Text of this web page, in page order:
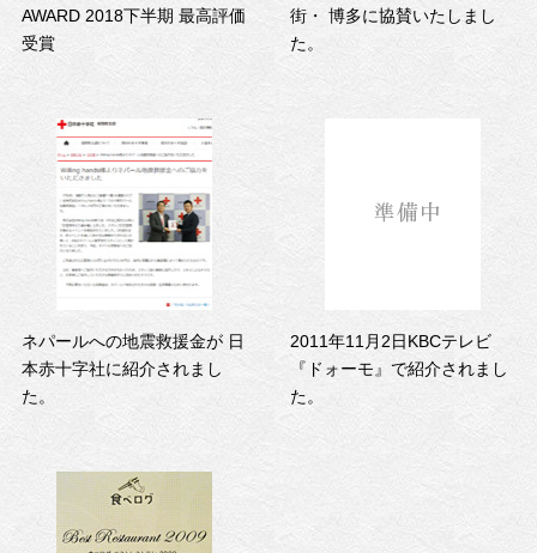
AWARD 2018下半期 最高評価
受賞
街・ 博多に協賛いたしまし
た。
ネパールへの地震救援金が 日
本赤十字社に紹介されまし
た。
2011年11月2日KBCテレビ
『ドォーモ』で紹介されまし
た。